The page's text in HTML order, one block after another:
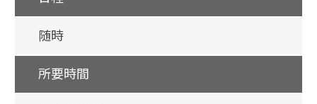
随時
所要時間